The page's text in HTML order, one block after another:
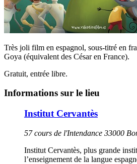
Très joli film en espagnol, sous-titré en
Goya (équivalent des César en France).
Gratuit, entrée libre.
Informations sur le lieu
Institut Cervantès
57 cours de l'Intendance 33000
Institut Cervantès, plus grande
l’enseignement de la langue